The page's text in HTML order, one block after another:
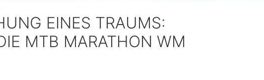
EINES TRAUMS:
MTB MARATHON WM